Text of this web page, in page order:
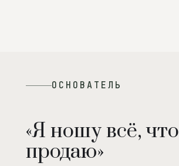
ОСНОВАТЕЛЬ
«Я ношу всё, что
продаю»